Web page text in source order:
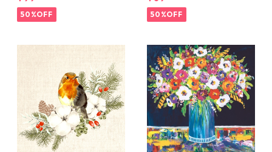
キン Portchie Art Reading i
n the Garden イエロー
50%OFF
キン Xmas Cat ピンク
50%OFF